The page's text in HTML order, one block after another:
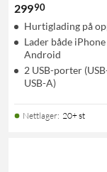
29990
Hurtiglading på
Lader både
Android
2 USB-porter
USB-A)
Nettlager: 20+ st